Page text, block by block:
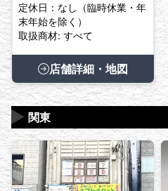
定休日：なし（臨時休業・年
末年始を除く）
取扱商材: すべて
店舗詳細・地図
関東
▶